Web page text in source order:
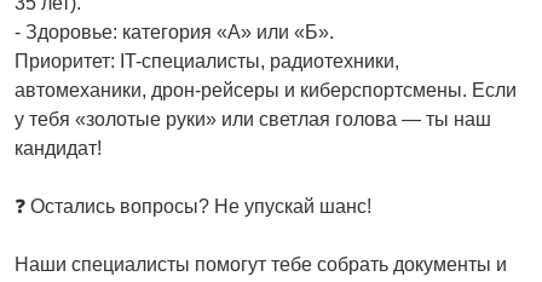
- Здоровье: категория «А» или «Б».
Приоритет: IT-специалисты, радиотехники,
автомеханики, дрон-рейсеры и киберспортсмены. Если
у тебя «золотые руки» или светлая голова — ты наш
кандидат!
❓ Остались вопросы? Не упускай шанс!
Наши специалисты помогут тебе собрать документы и